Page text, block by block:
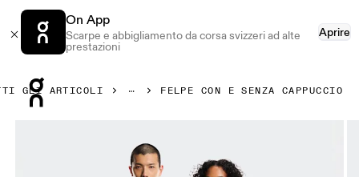
On App
Scarpe e abbigliamento da corsa svizzeri ad alte
prestazioni
Aprire
GLI ARTICOLI FELPE CON E SENZA CAPPUCCIO